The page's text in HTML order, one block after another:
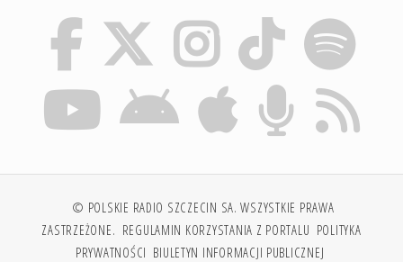
© POLSKIE RADIO SZCZECIN SA. WSZYSTKIE PRAWA
ZASTRZEŻONE. REGULAMIN KORZYSTANIA Z PORTALU POLITYKA
PRYWATNOŚCI BIULETYN INFORMACJI PUBLICZNEJ